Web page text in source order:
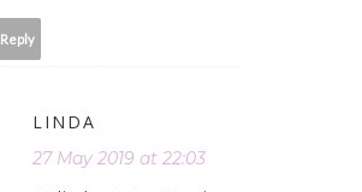
Reply
LINDA
27 May 2019 at 22:03